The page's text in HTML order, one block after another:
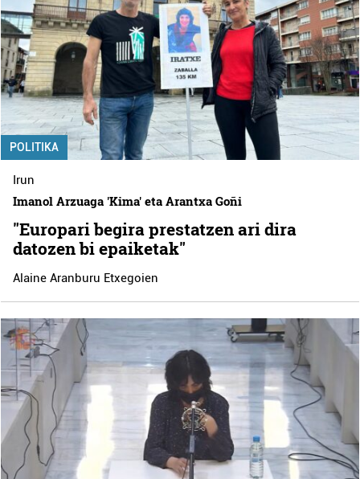
POLITIKA
Irun
Imanol Arzuaga 'Kima' eta Arantxa Goñi
"Europari begira prestatzen ari dira
datozen bi epaiketak"
Alaine Aranburu Etxegoien